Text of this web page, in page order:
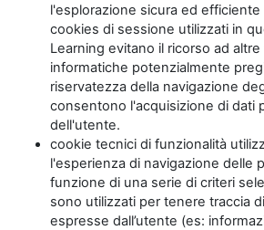
l'esplorazione sicura ed efficiente
cookies di sessione utilizzati in
Learning evitano il ricorso ad
informatiche potenzialmente
riservatezza della navigazione
consentono l'acquisizione di dati
dell'utente.
cookie tecnici di funzionalità
l'esperienza di navigazione delle
funzione di una serie di criteri
sono utilizzati per tenere traccia
espresse dall’utente (es: